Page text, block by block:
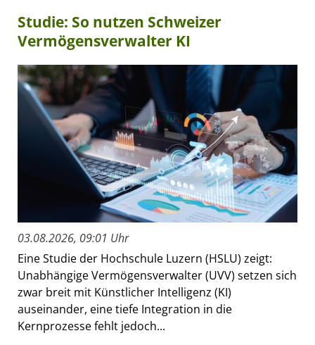
Studie: So nutzen Schweizer
Vermögensverwalter KI
03.08.2026, 09:01 Uhr
Eine Studie der Hochschule Luzern (HSLU) zeigt:
Unabhängige Vermögensverwalter (UVV) setzen sich
zwar breit mit Künstlicher Intelligenz (KI)
auseinander, eine tiefe Integration in die
Kernprozesse fehlt jedoch...